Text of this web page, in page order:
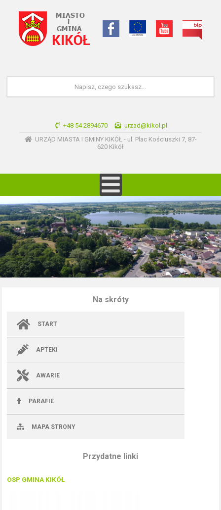
+48 54 2894670
urzad@kikol.pl
URZĄD MIASTA I GMINY KIKÓŁ - ul. Plac Kościuszki 7, 87-
620 Kikół
Na skróty
START
APTEKI
AWARIE
PARAFIE
MAPA STRONY
Przydatne linki
OSP GMINA KIKÓŁ